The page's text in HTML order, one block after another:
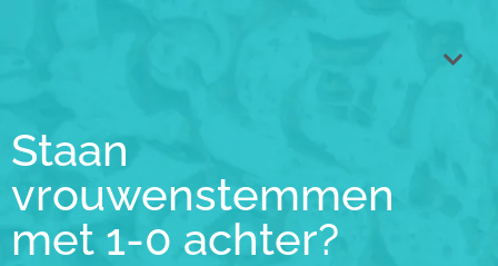
Staan
vrouwenstemmen
met 1-0 achter?